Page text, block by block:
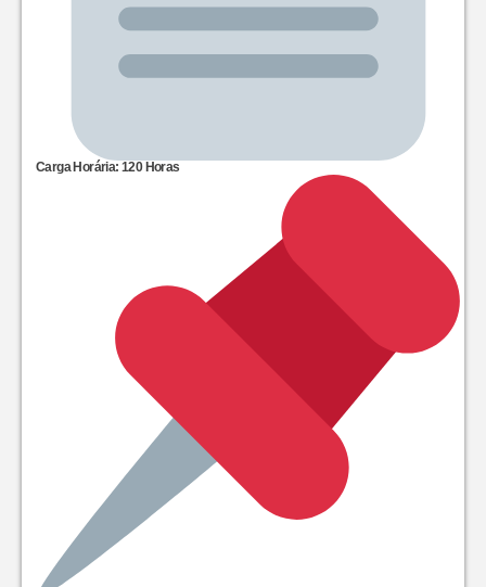
Carga Horária: 120 Horas